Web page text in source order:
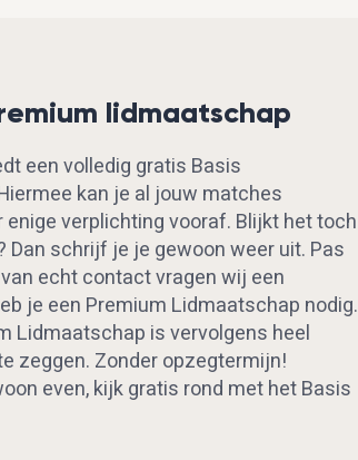
lidmaatschap
een volledig gratis Basis
kan je al jouw matches
enige verplichting vooraf. Blijkt het toch
Dan schrijf je je gewoon weer uit. Pas
echt contact vragen wij een
je een Premium Lidmaatschap nodig.
Lidmaatschap is vervolgens heel
zeggen. Zonder opzegtermijn!
even, kijk gratis rond met het Basis